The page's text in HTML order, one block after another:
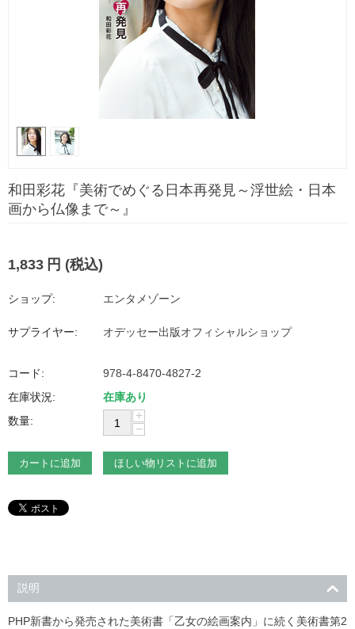
和田彩花『美術でめぐる日本再発見～浮世絵・日本
画から仏像まで～』
1,833 円 (税込)
ショップ: エンタメゾーン
サプライヤー: オデッセー出版オフィシャルショップ
コード:
978-4-8470-4827-2
在庫状況:
在庫あり
数量:
+
−
カートに追加 ほしい物リストに追加
説明
PHP新書から発売された美術書「乙女の絵画案内」に続く美術書第2